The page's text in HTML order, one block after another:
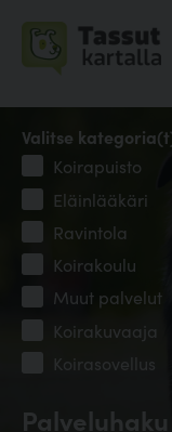
Palveluhaku
Valitse
Koirapuisto
Eläinlääkäri
Ravintola
Koirakoulu
Muut palvelut
Koirakuvaaja
Koirasovellus